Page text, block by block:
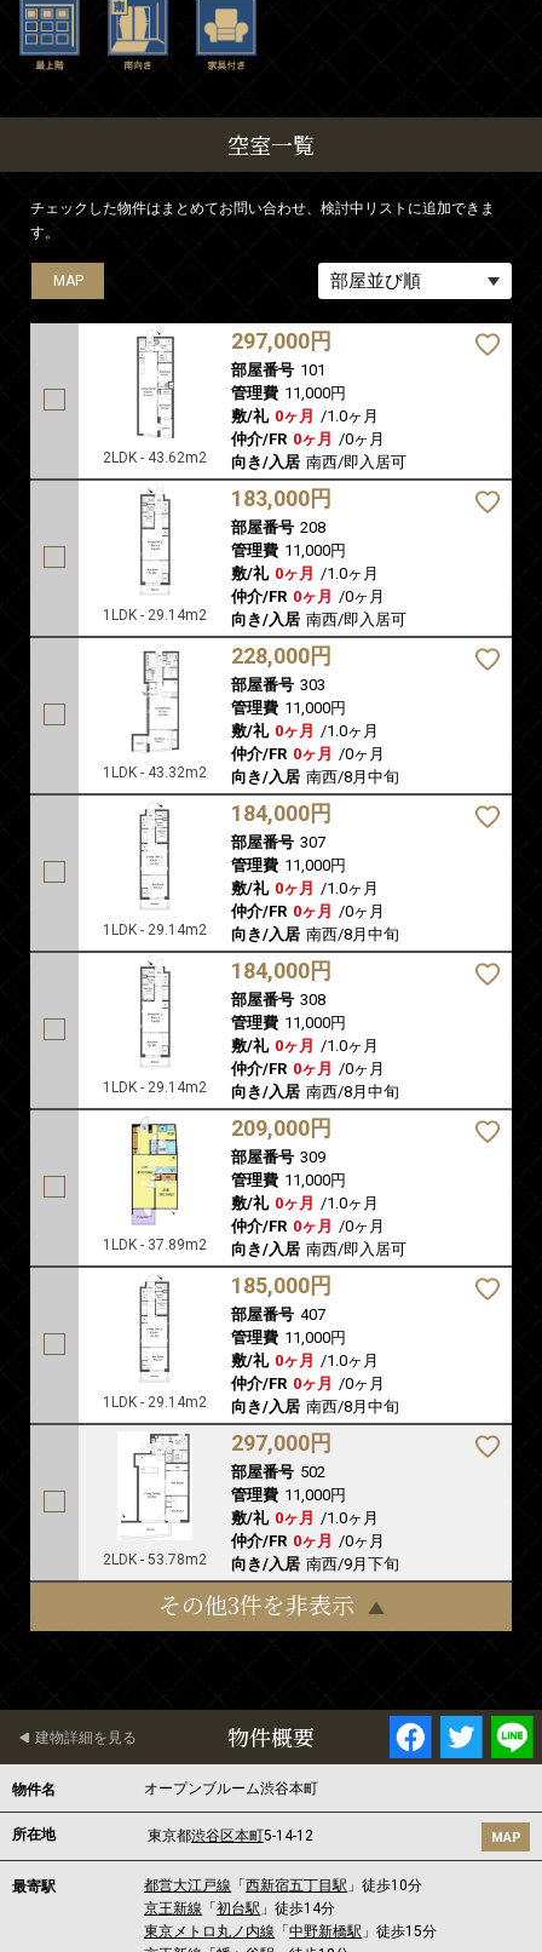
空室一覧
チェックした物件はまとめてお問い合わせ、検討中リストに追加できま
す。
MAP
2LDK - 43.62m2
297,000円
部屋番号 101
管理費 11,000円
敷/礼 0ヶ月 /1.0ヶ月
仲介/FR 0ヶ月 /0ヶ月
向き/入居 南西/即入居可
MAP
1LDK - 29.14m2
183,000円
部屋番号 208
管理費 11,000円
敷/礼 0ヶ月 /1.0ヶ月
仲介/FR 0ヶ月 /0ヶ月
向き/入居 南西/即入居可
MAP
1LDK - 43.32m2
228,000円
部屋番号 303
管理費 11,000円
敷/礼 0ヶ月 /1.0ヶ月
仲介/FR 0ヶ月 /0ヶ月
向き/入居 南西/8月中旬
MAP
1LDK - 29.14m2
184,000円
部屋番号 307
管理費 11,000円
敷/礼 0ヶ月 /1.0ヶ月
仲介/FR 0ヶ月 /0ヶ月
向き/入居 南西/8月中旬
MAP
1LDK - 29.14m2
184,000円
部屋番号 308
管理費 11,000円
敷/礼 0ヶ月 /1.0ヶ月
仲介/FR 0ヶ月 /0ヶ月
向き/入居 南西/8月中旬
MAP
1LDK - 37.89m2
209,000円
部屋番号 309
管理費 11,000円
敷/礼 0ヶ月 /1.0ヶ月
仲介/FR 0ヶ月 /0ヶ月
向き/入居 南西/即入居可
MAP
1LDK - 29.14m2
185,000円
部屋番号 407
管理費 11,000円
敷/礼 0ヶ月 /1.0ヶ月
仲介/FR 0ヶ月 /0ヶ月
向き/入居 南西/8月中旬
MAP
2LDK - 53.78m2
297,000円
部屋番号 502
管理費 11,000円
敷/礼 0ヶ月 /1.0ヶ月
仲介/FR 0ヶ月 /0ヶ月
向き/入居 南西/9月下旬
その他3件を非表示
物件概要
建物詳細を見る
物件名 オープンブルーム渋谷本町
所在地 東京都渋谷区本町5-14-12 MAP
最寄駅 都営大江戸線 「西新宿五丁目駅 」徒歩10分
京王新線 「初台駅 」徒歩14分
東京メトロ丸ノ内線 「中野新橋駅 」徒歩15分